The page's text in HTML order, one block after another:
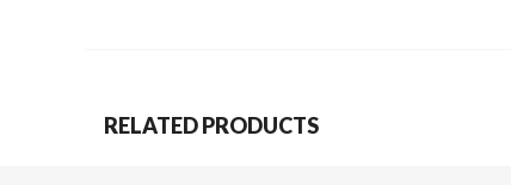
RELATED PRODUCTS